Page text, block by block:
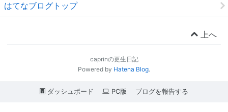
はてなブログトップ
上へ
caprinの更生日記
Powered by Hatena Blog.
ダッシュボード PC版 ブログを報告する